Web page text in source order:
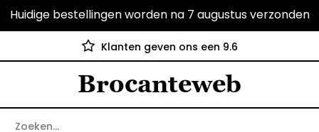
Huidige bestellingen worden na 7 augustus verzonden
Klanten geven ons een 9.6
Brocanteweb